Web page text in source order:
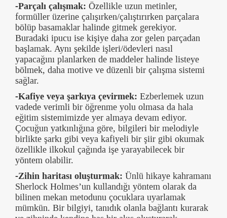
-Parçalı çalışmak: Özellikle uzun metinler,
formüller üzerine çalışırken/çalıştırırken parçalara
bölüp basamaklar halinde gitmek gerekiyor.
Buradaki ipucu ise kişiye daha zor gelen parçadan
başlamak. Aynı şekilde işleri/ödevleri nasıl
yapacağını planlarken de maddeler halinde listeye
bölmek, daha motive ve düzenli bir çalışma sistemi
sağlar.
-Kafiye veya şarkıya çevirmek: Ezberlemek uzun
vadede verimli bir öğrenme yolu olmasa da hala
eğitim sistemimizde yer almaya devam ediyor.
Çocuğun yatkınlığına göre, bilgileri bir melodiyle
birlikte şarkı gibi veya kafiyeli bir şiir gibi okumak
özellikle ilkokul çağında işe yarayabilecek bir
yöntem olabilir.
-Zihin haritası oluşturmak: Ünlü hikaye kahramanı
Sherlock Holmes’un kullandığı yöntem olarak da
bilinen mekan metodunu çocuklara uyarlamak
mümkün. Bir bilgiyi, tanıdık olanla bağlantı kurarak